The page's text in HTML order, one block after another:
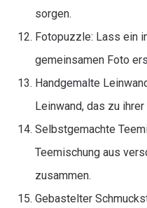
sorgen.
Fotopuzzle: Lass ein
gemeinsamen Foto
Handgemalte
Leinwand, das zu
Selbstgemachte
Teemischung aus
zusammen.
Gebastelter